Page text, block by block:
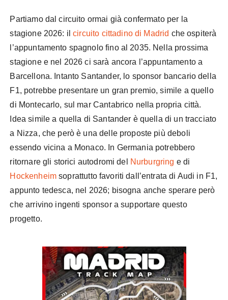
Partiamo dal circuito ormai già confermato per la
stagione 2026: ilcircuito cittadino di Madrid che ospiterà
l’appuntamento spagnolo fino al 2035. Nella prossima
stagione e nel 2026 ci sarà ancora l’appuntamento a
Barcellona. Intanto Santander, lo sponsor bancario della
F1, potrebbe presentare un gran premio, simile a quello
di Montecarlo, sul mar Cantabrico nella propria città.
Idea simile a quella di Santander è quella di un tracciato
a Nizza, che però è una delle proposte più deboli
essendo vicina a Monaco. In Germania potrebbero
ritornare gli storici autodromi del
Nurburgring e di
Hockenheim soprattutto favoriti dall’entrata di Audi in F1,
appunto tedesca, nel 2026; bisogna anche sperare però
che arrivino ingenti sponsor a supportare questo
progetto.